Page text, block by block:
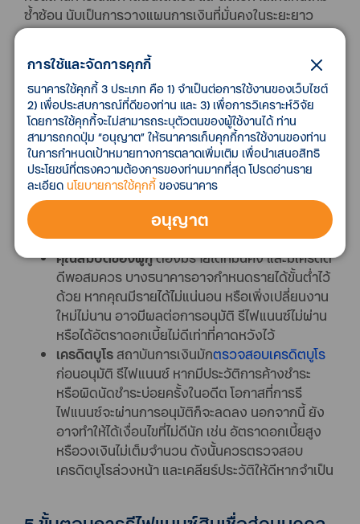
ซ้ำซ้อน นับเป็นการวางแผนการเงินที่มั่นคงในระยะยาว
ข้อควรระวังก่อนตัดสินใจรีไฟแนนซ์สิน
เชื่อส่วนบุคคล
ระยะเวลาในการผ่อนใหม่แม้การยืดระยะเวลาผ่อน
ชำระจะช่วยให้ยอดชำระรายเดือนลดลง แต่ในภาพ
รวม อาจต้องจ่ายดอกเบี้ยมากขึ้นในระยะยาว ยิ่ง
ผ่อนนาน ยิ่งจ่ายดอกเบี้ยนาน ดังนั้น ควรเปรียบ
เทียบทั้งยอดผ่อนรายเดือน และยอดชำระรวมตลอด
สัญญา เพื่อดูว่าเงื่อนไขใหม่ให้ความคุ้มค่าจริงหรือ
ไม่ ไม่ใช่แค่รู้สึกเบาลงในแต่ละเดือน
คุณสมบัติของผู้กู้ต้องมีรายได้ที่มั่นคง และมีเครดิต
ดีพอสมควร บางธนาคารอาจกำหนดรายได้ขั้นต่ำไว้
ด้วย หากคุณมีรายได้ไม่แน่นอน หรือเพิ่งเปลี่ยนงาน
ใหม่ไม่นาน อาจมีผลต่อการอนุมัติ รีไฟแนนซ์ไม่ผ่าน
หรือได้อัตราดอกเบี้ยไม่ดีเท่าที่คาดหวังไว้
เครดิตบูโรสถาบันการเงินมักตรวจสอบเครดิตบูโร
ก่อนอนุมัติ รีไฟแนนซ์ หากมีประวัติการค้างชำระ
หรือผิดนัดชำระบ่อยครั้งในอดีต โอกาสที่การรี
ไฟแนนซ์จะผ่านการอนุมัติก็จะลดลง นอกจากนี้ ยัง
อาจทำให้ได้เงื่อนไขที่ไม่ดีนัก เช่น อัตราดอกเบี้ยสูง
หรือวงเงินไม่เต็มจำนวน ดังนั้นควรตรวจสอบ
เครดิตบูโรล่วงหน้า และเคลียร์ประวัติให้ดีหากจำเป็น
การใช้และจัดการคุกกี้
ธนาคารใช้คุกกี้ 3 ประเภท คือ 1) จำเป็นต่อการใช้งานของเว็บไซต์
2) เพื่อประสบการณ์ที่ดีของท่าน และ 3) เพื่อการวิเคราะห์วิจัย
โดยการใช้คุกกี้จะไม่สามารถระบุตัวตนของผู้ใช้งานได้ ท่าน
สามารถกดปุ่ม “อนุญาต” ให้ธนาคารเก็บคุกกี้การใช้งานของท่าน
ในการกำหนดเป้าหมายทางการตลาดเพิ่มเติม เพื่อนำเสนอสิทธิ
ประโยชน์ที่ตรงความต้องการของท่านมากที่สุด โปรดอ่านราย
ละเอียด นโยบายการใช้คุกกี้ ของธนาคาร
อนุญาต